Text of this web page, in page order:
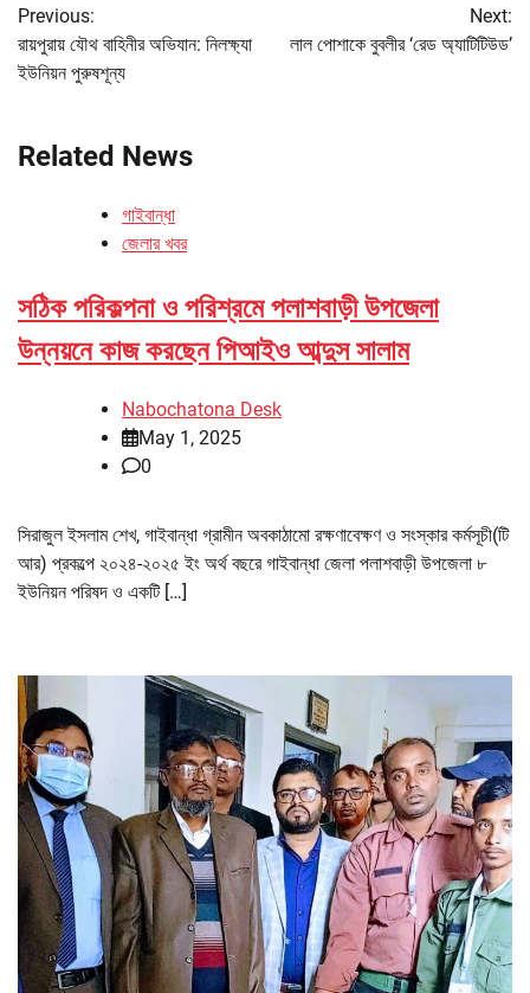
navigation
Previous:
রায়পুরায় যৌথ বাহিনীর অভিযান: নিলক্ষ্যা
ইউনিয়ন পুরুষশূন্য
Next:
লাল পোশাকে বুবলীর ‘রেড অ্যাটিটিউড’
Related News
গাইবান্ধা
জেলার খবর
সঠিক পরিকল্পনা ও পরিশ্রমে পলাশবাড়ী উপজেলা
উন্নয়নে কাজ করছেন পিআইও আব্দুস সালাম
Nabochatona Desk
May 1, 2025
0
সিরাজুল ইসলাম শেখ, গাইবান্ধা গ্রামীন অবকাঠামো রক্ষণাবেক্ষণ ও সংস্কার কর্মসূচী(টি
আর) প্রকল্পে ২০২৪-২০২৫ ইং অর্থ বছরে গাইবান্ধা জেলা পলাশবাড়ী উপজেলা ৮
ইউনিয়ন পরিষদ ও একটি […]